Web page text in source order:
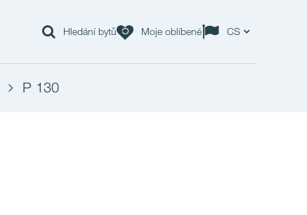
Hledání bytů Moje oblíbené CS
P 130